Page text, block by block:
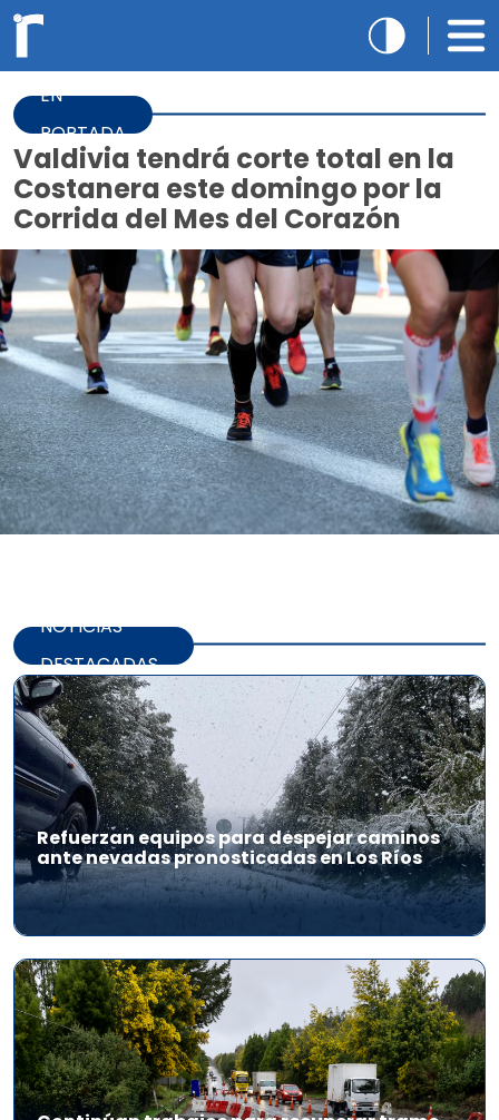
EN
PORTADA
Valdivia tendrá corte total en la
Costanera este domingo por la
Corrida del Mes del Corazón
NOTICIAS
DESTACADAS
Refuerzan equipos para despejar caminos
ante nevadas pronosticadas en Los Ríos